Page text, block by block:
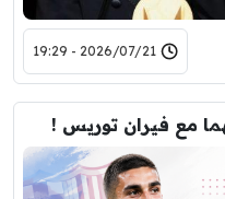
2026/07/21 - 19:29
مع فيران توريس !